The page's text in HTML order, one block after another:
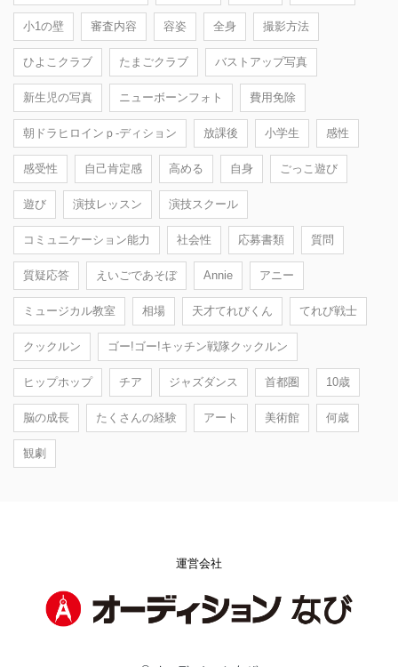
小1の壁 審査内容 容姿 全身 撮影方法
ひよこクラブ たまごクラブ バストアップ写真
新生児の写真 ニューボーンフォト 費用免除
朝ドラヒロインｐ-ディション 放課後 小学生 感性
感受性 自己肯定感 高める 自身 ごっこ遊び
遊び 演技レッスン 演技スクール
コミュニケーション能力 社会性 応募書類 質問
質疑応答 えいごであそぼ Annie アニー
ミュージカル教室 相場 天才てれびくん てれび戦士
クックルン ゴー!ゴー!キッチン戦隊クックルン
ヒップホップ チア ジャズダンス 首都圏 10歳
脳の成長 たくさんの経験 アート 美術館 何歳
観劇
運営会社